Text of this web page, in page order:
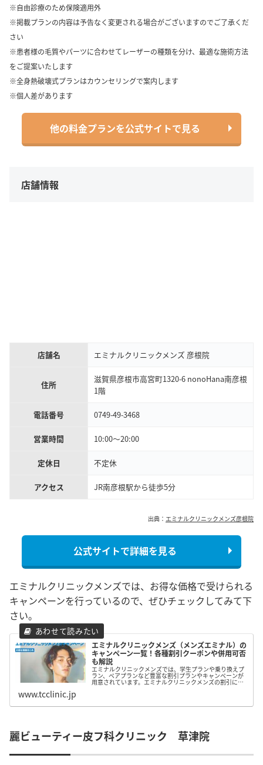
※自由診療のため保険適用外
※掲載プランの内容は予告なく変更される場合がございますのでご了承くだ
さい
※患者様の毛質やパーツに合わせてレーザーの種類を分け、最適な施術方法
をご提案いたします
※全身熱破壊式プランはカウンセリングで案内します
※個人差があります
他の料金プランを公式サイトで見る
店舗情報
店舗名 エミナルクリニックメンズ 彦根院
住所
滋賀県彦根市高宮町1320-6 nonoHana南彦根
1階
電話番号 0749-49-3468
営業時間 10:00～20:00
定休日 不定休
アクセス JR南彦根駅から徒歩5分
出典： エミナルクリニックメンズ彦根院
公式サイトで詳細を見る
エミナルクリニックメンズでは、お得な価格で受けられる
キャンペーンを行っているので、ぜひチェックしてみて下
さい。
エミナルクリニックメンズ（メンズエミナル）の
キャンペーン一覧！各種割引クーポンや併用可否
も解説
エミナルクリニックメンズでは、学生プランや乗り換えプ
ラン、ペアプランなど豊富な割引プランやキャンペーンが
用意されています。エミナルクリニックメンズの割引につ
www.tcclinic.jp
麗ビューティー皮フ科クリニック 草津院